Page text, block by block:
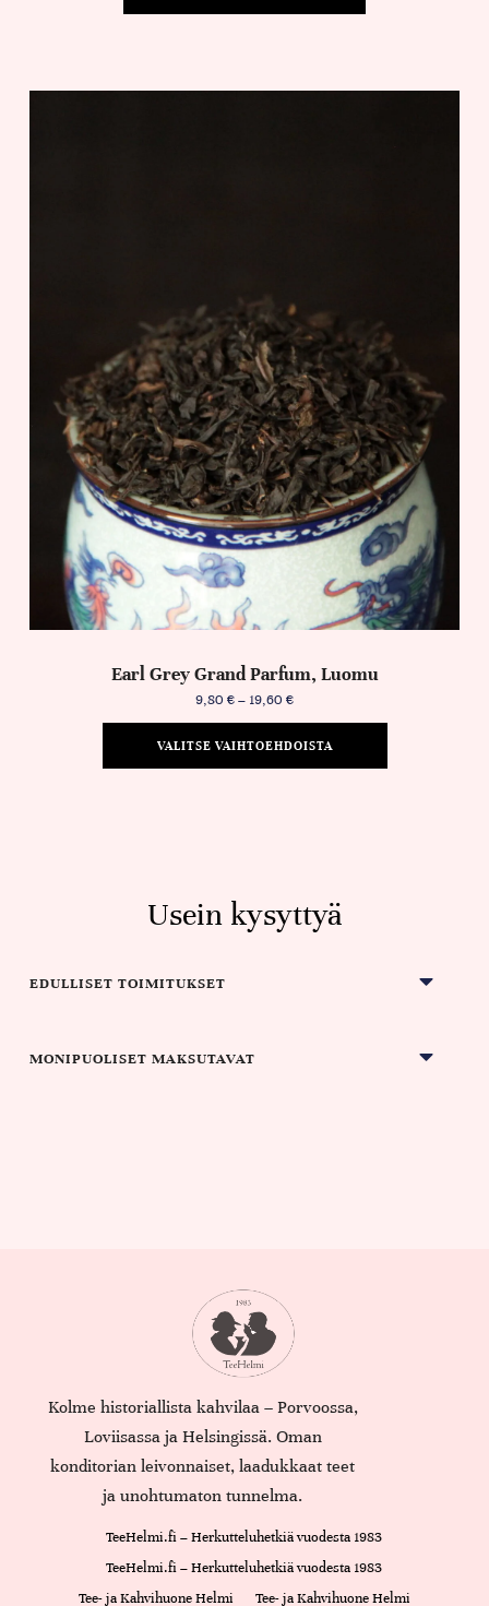
Earl Grey Grand Parfum, Luomu
9,80 €– 19,60 €
VALITSE VAIHTOEHDOISTA
Usein kysyttyä
EDULLISET TOIMITUKSET
MONIPUOLISET MAKSUTAVAT
Kolme historiallista kahvilaa – Porvoossa,
Loviisassa ja Helsingissä. Oman
konditorian leivonnaiset, laadukkaat teet
ja unohtumaton tunnelma.
TeeHelmi.fi – Herkutteluhetkiä vuodesta 1983
TeeHelmi.fi – Herkutteluhetkiä vuodesta 1983
Tee- ja Kahvihuone Helmi
Tee- ja Kahvihuone Helmi